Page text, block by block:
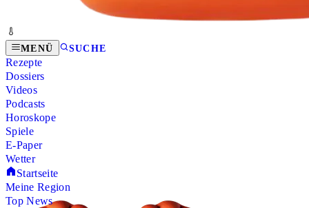
MENÜ SUCHE
Rezepte
Dossiers
Videos
Podcasts
Horoskope
Spiele
E-Paper
Wetter
Startseite
Meine Region
Top News